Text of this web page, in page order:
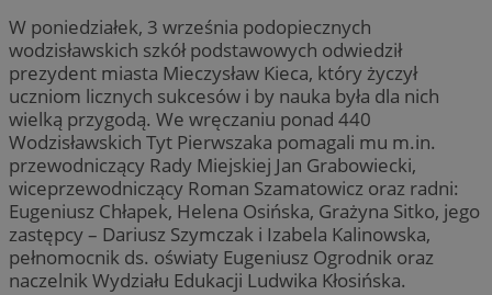
W poniedziałek, 3 września podopiecznych
wodzisławskich szkół podstawowych odwiedził
prezydent miasta Mieczysław Kieca, który życzył
uczniom licznych sukcesów i by nauka była dla nich
wielką przygodą. We wręczaniu ponad 440
Wodzisławskich Tyt Pierwszaka pomagali mu m.in.
przewodniczący Rady Miejskiej Jan Grabowiecki,
wiceprzewodniczący Roman Szamatowicz oraz radni:
Eugeniusz Chłapek, Helena Osińska, Grażyna Sitko, jego
zastępcy – Dariusz Szymczak i Izabela Kalinowska,
pełnomocnik ds. oświaty Eugeniusz Ogrodnik oraz
naczelnik Wydziału Edukacji Ludwika Kłosińska.